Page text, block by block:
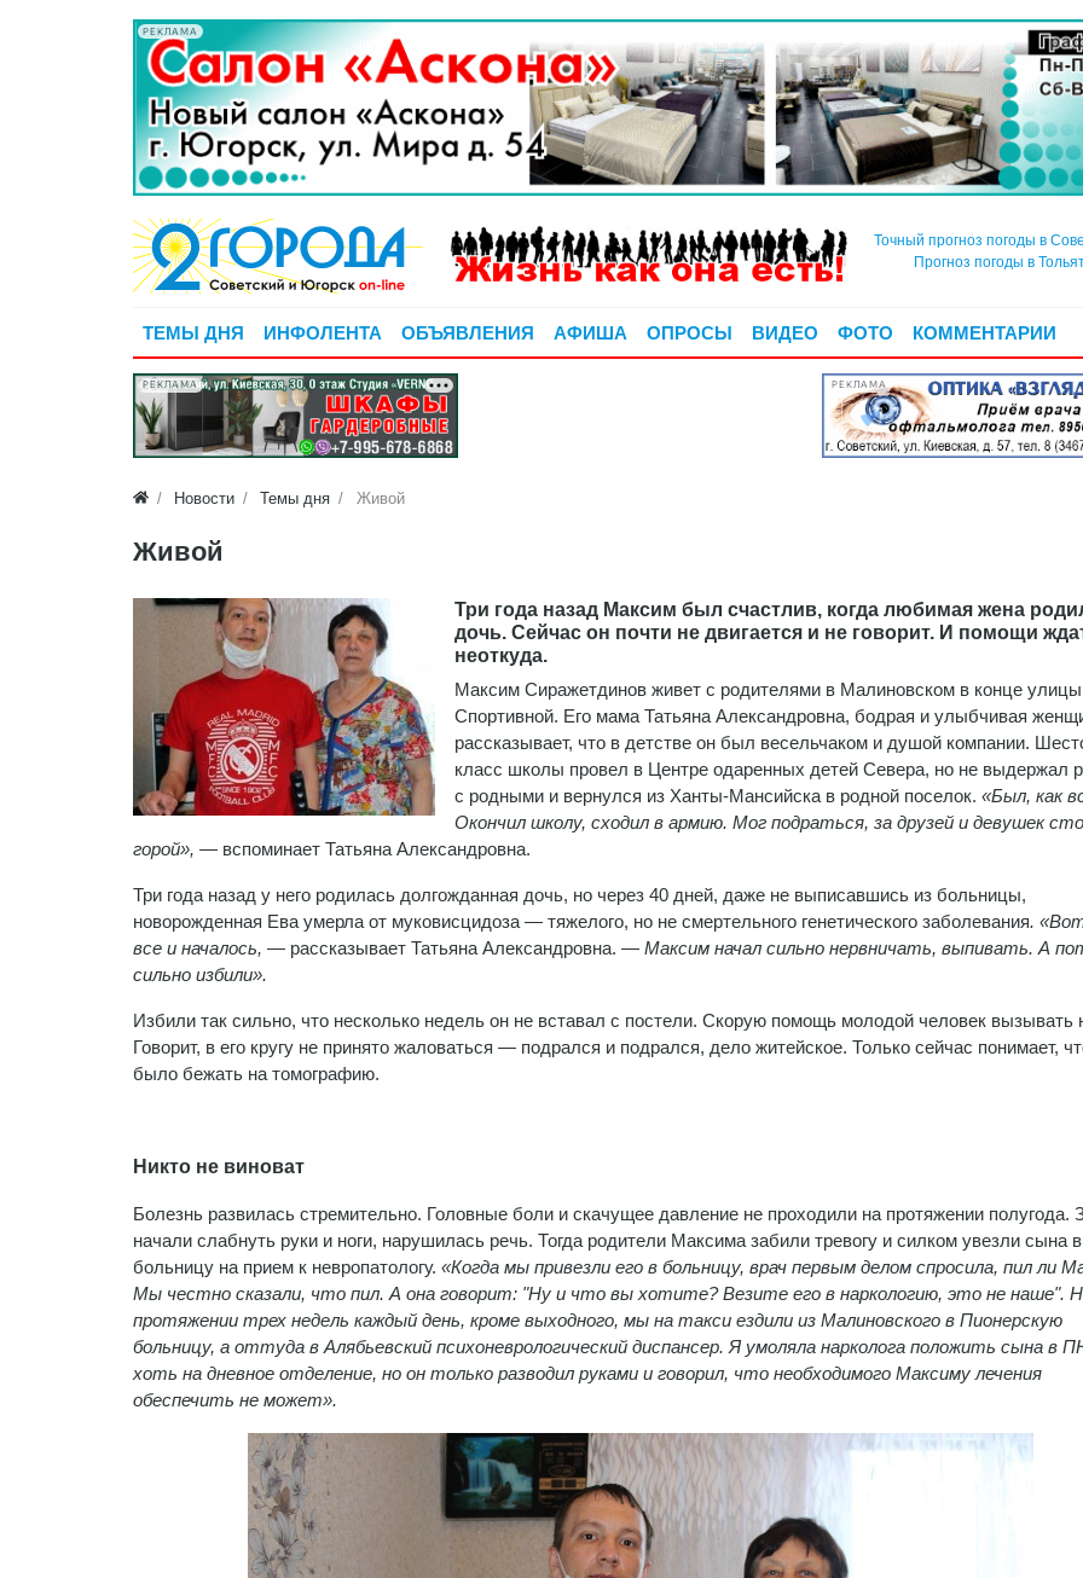
РЕКЛАМА
Точный прогноз погоды в
Прогноз погоды в
ТЕМЫ ДНЯ ИНФОЛЕНТА ОБЪЯВЛЕНИЯ АФИША ОПРОСЫ ВИДЕО ФОТО КОММЕНТАРИИ
РЕКЛАМА РЕКЛАМА
Новости Темы дня Живой
Живой
Три года назад Максим был счастлив, когда любимая жена
дочь. Сейчас он почти не двигается и не говорит. И помощи
неоткуда.
Максим Сиражетдинов живет с родителями в Малиновском в конце улицы
Спортивной. Его мама Татьяна Александровна, бодрая и улыбчивая
рассказывает, что в детстве он был весельчаком и душой компании.
класс школы провел в Центре одаренных детей Севера, но не выдержал
с родными и вернулся из Ханты-Мансийска в родной поселок. «Был, как
Окончил школу, сходил в армию. Мог подраться, за друзей и девушек
горой», — вспоминает Татьяна Александровна.
Три года назад у него родилась долгожданная дочь, но через 40 дней, даже не выписавшись из больницы,
новорожденная Ева умерла от муковисцидоза — тяжелого, но не смертельного генетического заболевания.
все и началось, — рассказывает Татьяна Александровна. — Максим начал сильно нервничать, выпивать. А
сильно избили».
Избили так сильно, что несколько недель он не вставал с постели. Скорую помощь молодой человек вызывать
Говорит, в его кругу не принято жаловаться — подрался и подрался, дело житейское. Только сейчас понимает,
было бежать на томографию.
Никто не виноват
Болезнь развилась стремительно. Головные боли и скачущее давление не проходили на протяжении полугода.
начали слабнуть руки и ноги, нарушилась речь. Тогда родители Максима забили тревогу и силком увезли сына в
больницу на прием к невропатологу. «Когда мы привезли его в больницу, врач первым делом спросила, пил ли
Мы честно сказали, что пил. А она говорит: "Ну и что вы хотите? Везите его в наркологию, это не наше".
протяжении трех недель каждый день, кроме выходного, мы на такси ездили из Малиновского в Пионерскую
больницу, а оттуда в Алябьевский психоневрологический диспансер. Я умоляла нарколога положить сына в
хоть на дневное отделение, но он только разводил руками и говорил, что необходимого Максиму лечения
обеспечить не может».